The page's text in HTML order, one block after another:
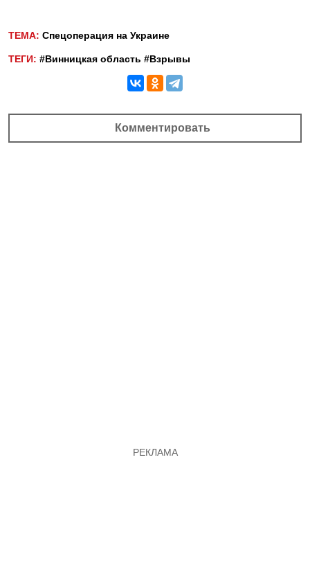
ТЕМА: Спецоперация на Украине
ТЕГИ: #Винницкая область #Взрывы
Комментировать